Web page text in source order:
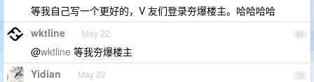
等我自己写一个更好的，V 友们登录夯爆楼主。哈哈哈哈
69
wktline May 22
@wktline 等我夯爆楼主
70
Yidian May 22